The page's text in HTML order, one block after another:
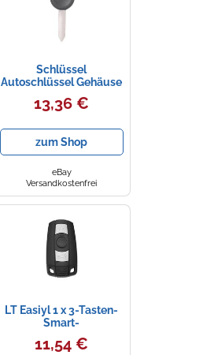
Schlüssel
Autoschlüssel Gehäuse
Uncut Blade Remote
Key Fob Ersatz für
13,36 €
zum Shop
eBay
Versandkostenfrei
LT Easiyl 1 x 3-Tasten-
Smart-
Autoschlüsselgehäuse,
Ersatz-Autoschlüssel-
11,54 €